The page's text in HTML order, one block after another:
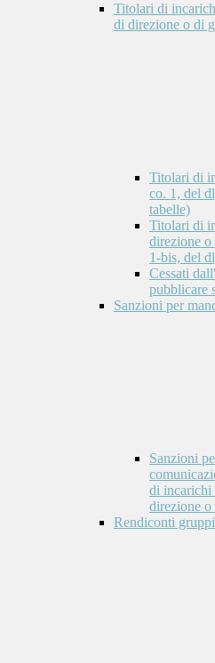
Titolari di
di direzione o di
Titolari di
co. 1, del
tabelle)
Titolari di
direzione
1-bis, del
Cessati
pubblicare
Sanzioni per
Sanzioni
di incarichi
direzione
Rendiconti